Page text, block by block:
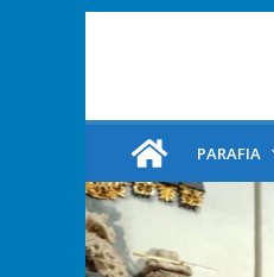
PARAFIA